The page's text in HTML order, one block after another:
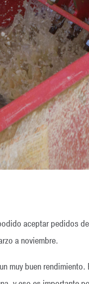
aceptar pedidos
a noviembre.
muy buen